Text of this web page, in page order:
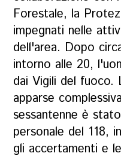
Forestale, la
impegnati nelle
dell'area. Dopo
intorno alle 20,
dai Vigili del fuoco.
apparse
sessantenne è
personale del 118,
gli accertamenti e